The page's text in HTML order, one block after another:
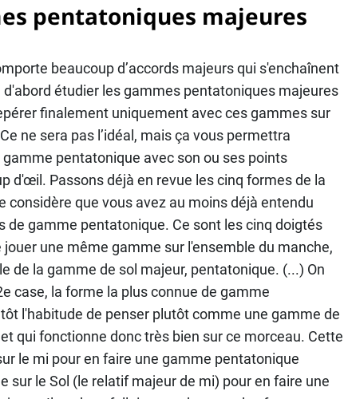
pentatoniques majeures
beaucoup d’accords majeurs qui s'enchaînent
étudier les gammes pentatoniques majeures
finalement uniquement avec ces gammes sur
ne sera pas l’idéal, mais ça vous permettra
pentatonique avec son ou ses points
d'œil. Passons déjà en revue les cinq formes de la
considère que vous avez au moins déjà entendu
de gamme pentatonique. Ce sont les cinq doigtés
une même gamme sur l'ensemble du manche,
de la gamme de sol majeur, pentatonique. (...) On
case, la forme la plus connue de gamme
l'habitude de penser plutôt comme une gamme de
qui fonctionne donc très bien sur ce morceau. Cette
le mi pour en faire une gamme pentatonique
sur le Sol (le relatif majeur de mi) pour en faire une